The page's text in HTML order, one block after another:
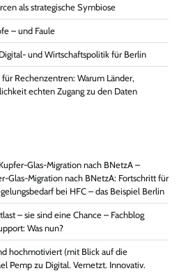
als strategische Symbiose
– und Faule
und Wirtschaftspolitik für Berlin
Rechenzentren: Warum Länder,
echten Zugang zu den Daten
Glas-Migration nach BNetzA –
Glas-Migration nach BNetzA: Fortschritt für
bei HFC – das Beispiel Berlin
– sie sind eine Chance – Fachblog
Was nun?
hochmotiviert (mit Blick auf die
Pemp zu Digital. Vernetzt. Innovativ.